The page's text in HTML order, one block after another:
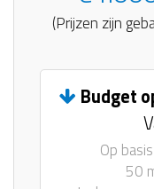
(Prijzen zijn
Budget
Op
50